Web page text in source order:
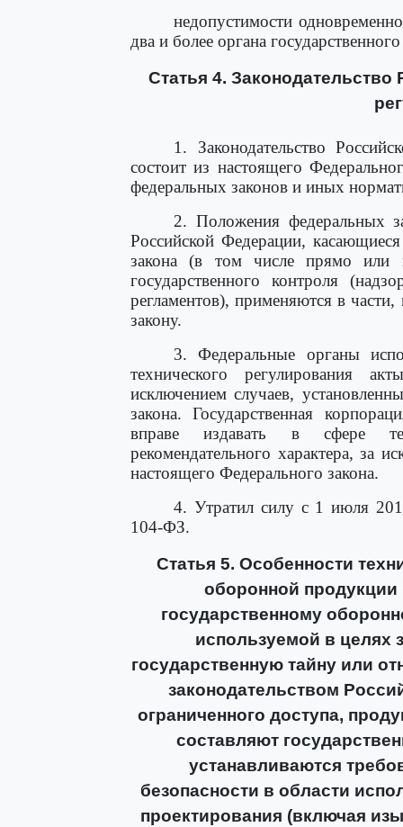
недопустимости
два и более органа
Статья 4.
1. Законодательство
состоит из настоящего
федеральных законов и иных
2. Положения федеральных
Российской Федерации,
закона (в том числе прямо или
государственного контроля
регламентов), применяются в
закону.
3. Федеральные органы
технического регулирования
исключением случаев,
закона. Государственная
вправе издавать в сфере
рекомендательного характера, за
настоящего Федерального закона.
4. Утратил силу с 1 июля
104-ФЗ.
Статья 5. Особенности
оборонной продукции
государственному
используемой в целях
государственную тайну или
законодательством
ограниченного доступа,
составляют
устанавливаются
безопасности в области
проектирования (включая